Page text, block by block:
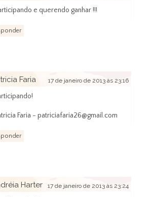
e querendo ganhar !!!
Faria 17 de janeiro de 2013 às 23:16
Faria - patriciafaria26@gmail.com
Harter 17 de janeiro de 2013 às 23:24